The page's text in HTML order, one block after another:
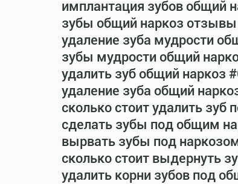
имплантация зубов общий
зубы общий наркоз отзывы
удаление зуба мудрости
зубы мудрости общий
удалить зуб общий наркоз
удаление зуба общий
сколько стоит удалить
сделать зубы под общим
вырвать зубы под
сколько стоит выдернуть
удалить корни зубов под